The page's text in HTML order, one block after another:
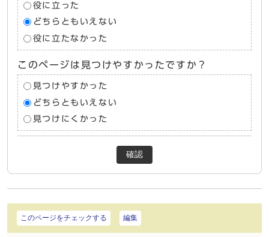
役に立った
どちらともいえない
役に立たなかった
このページは見つけやすかったですか？
見つけやすかった
どちらともいえない
見つけにくかった
確認
このページをチェックする 編集